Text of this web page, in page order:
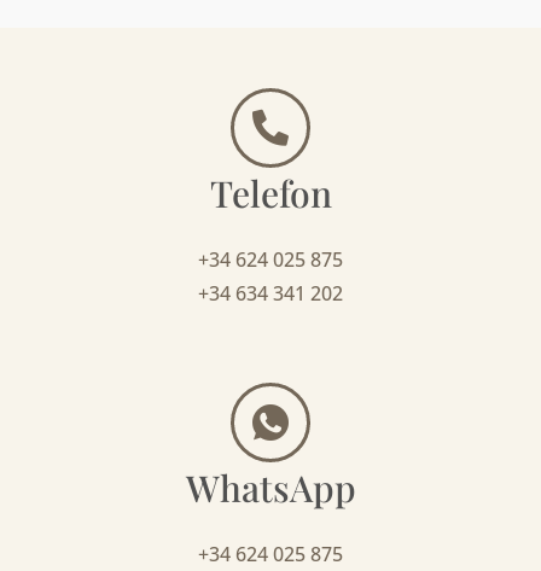
Telefon
+34 624 025 875
+34 634 341 202
WhatsApp
+34 624 025 875